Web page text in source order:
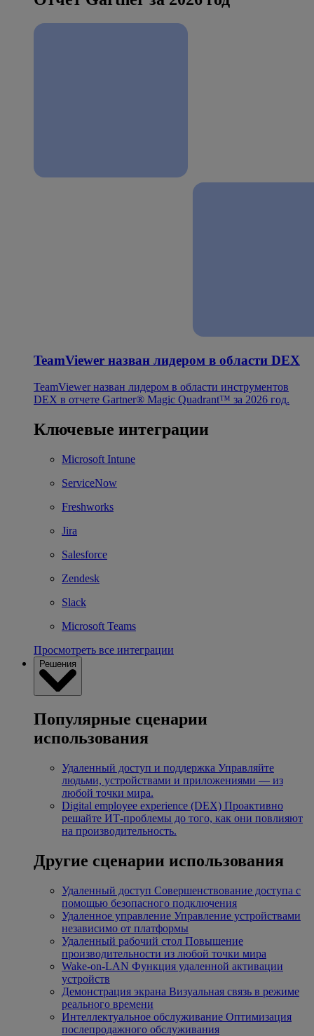
TeamViewer назван лидером в области DEX
TeamViewer назван лидером в области инструментов
DEX в отчете Gartner® Magic Quadrant™ за 2026 год.
Ключевые интеграции
Microsoft Intune
ServiceNow
Freshworks
Jira
Salesforce
Zendesk
Slack
Microsoft Teams
Просмотреть все интеграции
Решения
Популярные сценарии
использования
Удаленный доступ и поддержка Управляйте
людьми, устройствами и приложениями — из
любой точки мира.
Digital employee experience (DEX) Проактивно
решайте ИТ-проблемы до того, как они повлияют
на производительность.
Другие сценарии использования
Удаленный доступ Совершенствование доступа с
помощью безопасного подключения
Удаленное управление Управление устройствами
независимо от платформы
Удаленный рабочий стол Повышение
производительности из любой точки мира
Wake-on-LAN Функция удаленной активации
устройств
Демонстрация экрана Визуальная связь в режиме
реального времени
Интеллектуальное обслуживание Оптимизация
послепродажного обслуживания